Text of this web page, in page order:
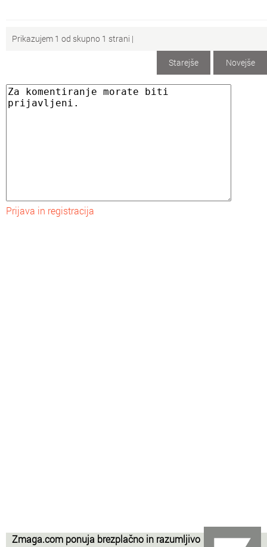
Prikazujem 1 od skupno 1 strani |
Novejše
Starejše
Prijava in registracija
Zmaga.com ponuja brezplačno in razumljivo